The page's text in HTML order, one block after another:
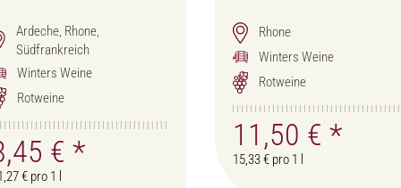
Ardeche, Rhone,
Südfrankreich
Winters Weine
Rotweine
€ *
€ pro 1 l
Rhone
Winters Weine
Rotweine
11,50 € *
15,33 € pro 1 l